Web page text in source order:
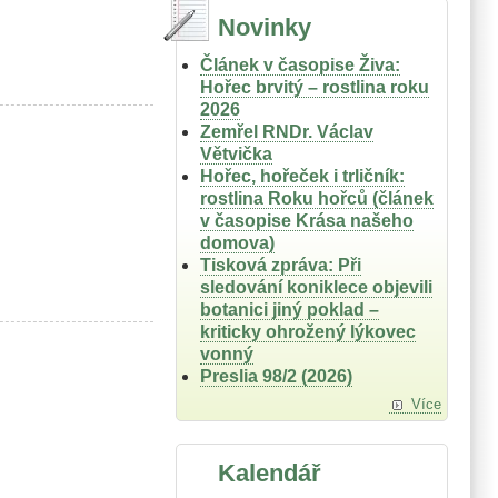
Novinky
Článek v časopise Živa:
Hořec brvitý – rostlina roku
2026
Zemřel RNDr. Václav
Větvička
Hořec, hořeček i trličník:
rostlina Roku hořců (článek
v časopise Krása našeho
domova)
Tisková zpráva: Při
sledování koniklece objevili
botanici jiný poklad –
kriticky ohrožený lýkovec
vonný
Preslia 98/2 (2026)
Více
Kalendář